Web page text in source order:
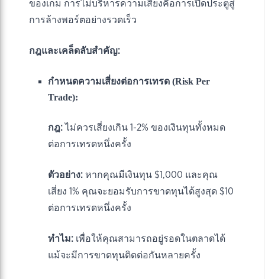
ของเกม การไม่บริหารความเสี่ยงคือการเปิดประตูสู่
การล้างพอร์ตอย่างรวดเร็ว
กฎและเคล็ดลับสำคัญ:
กำหนดความเสี่ยงต่อการเทรด (Risk Per
Trade):
กฎ: ไม่ควรเสี่ยงเกิน 1-2% ของเงินทุนทั้งหมด
ต่อการเทรดหนึ่งครั้ง
ตัวอย่าง: หากคุณมีเงินทุน $1,000 และคุณ
เสี่ยง 1% คุณจะยอมรับการขาดทุนได้สูงสุด $10
ต่อการเทรดหนึ่งครั้ง
ทำไม: เพื่อให้คุณสามารถอยู่รอดในตลาดได้
แม้จะมีการขาดทุนติดต่อกันหลายครั้ง